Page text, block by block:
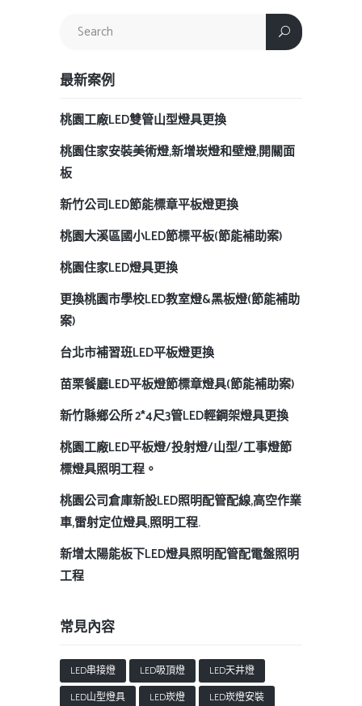
最新案例
桃園工廠LED雙管山型燈具更換
桃園住家安裝美術燈,新增崁燈和壁燈,開關面
板
新竹公司LED節能標章平板燈更換
桃園大溪區國小LED節標平板(節能補助案)
桃園住家LED燈具更換
更換桃園市學校LED教室燈&黑板燈(節能補助
案)
台北市補習班LED平板燈更換
苗栗餐廳LED平板燈節標章燈具(節能補助案)
新竹縣鄉公所 2*4尺3管LED輕鋼架燈具更換
桃園工廠LED平板燈/投射燈/山型/工事燈節
標燈具照明工程。
桃園公司倉庫新設LED照明配管配線,高空作業
車,雷射定位燈具,照明工程.
新增太陽能板下LED燈具照明配管配電盤照明
工程
常見內容
LED串接燈 LED吸頂燈
LED天井燈
LED山型燈具
LED崁燈
LED崁燈安裝